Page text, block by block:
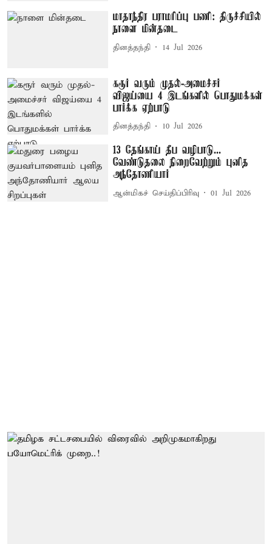
மாதாந்திர பராமரிப்பு பணி: திருச்சியில்
நாளை மின்தடை
தினத்தந்தி 14 Jul 2026
கரூர் வரும் முதல்-அமைச்சர்
விஜய்யை 4 இடங்களில் பொதுமக்கள்
பார்க்க ஏற்பாடு
தினத்தந்தி 10 Jul 2026
13 தேங்காய் தீப வழிபாடு...
வேண்டுதலை நிறைவேற்றும் புனித
அந்தோணியார்
ஆன்மிகச் செய்திப்பிரிவு 01 Jul 2026